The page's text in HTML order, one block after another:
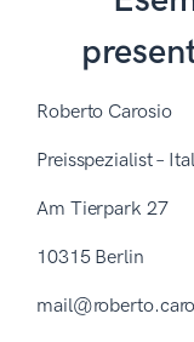
Roberto Carosio
Preisspezialist –
Am Tierpark 27
10315 Berlin